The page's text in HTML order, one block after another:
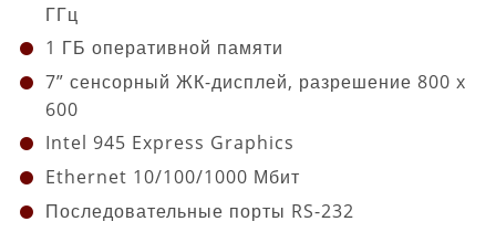
ГГц
1 ГБ оперативной памяти
7” сенсорный ЖК-дисплей, разрешение 800 x
600
Intel 945 Express Graphics
Ethernet 10/100/1000 Мбит
Последовательные порты RS-232